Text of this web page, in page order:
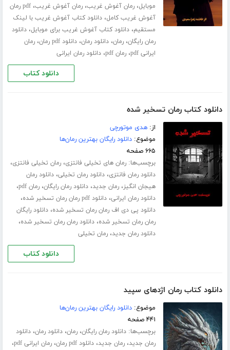
موبایل،رمان آغوش غریب،رمان آغوش غریب،
pdf رمان
آغوش غریب کامل،دانلود کتاب آغوش غریب با لینک
مستقیم،دانلود کتاب آغوش غریب برای موبایل،دانلود
رمان رایگان،رمان،دانلود رمان،دانلود pdf رمان ،رمان
ایرانی pdf
،رمان pdf ،دانلود رمان ایرانی
دانلود کتاب
دانلود کتاب رمان تسخیر شده
از:هدی موتورچی
موضوع:دانلود رایگان بهترین رمان‌ها
۶۶۵ صفحه
برچسب‌ها:رمان های تخیلی فانتزی،رمان تخیلی فانتزی،
دانلود رمان فانتزی،دانلود رمان تخیلی،دانلود رمان
هیجان انگیز،رمان جدید،دانلود رمان رایگان،رمان pdf ،
دانلود رمان ایرانی،دانلود pdf رمان رمان تسخیر شده ،
دانلود پی دی اف رمان رمان تسخیر شده،دانلود رایگان
رمان رمان تسخیر شده،دانلود رمان رمان تسخیر شده،
دانلود رمان جدید،رمان تخیلی
دانلود کتاب
دانلود کتاب رمان اژدهای سپید
موضوع:دانلود رایگان بهترین رمان‌ها
۴۴۱ صفحه
برچسب‌ها:دانلود رمان رایگان،رمان،دانلود رمان،دانلود
رمان جدید،رمان جدید،دانلود pdf رمان ،رمان ایرانی pdf ،